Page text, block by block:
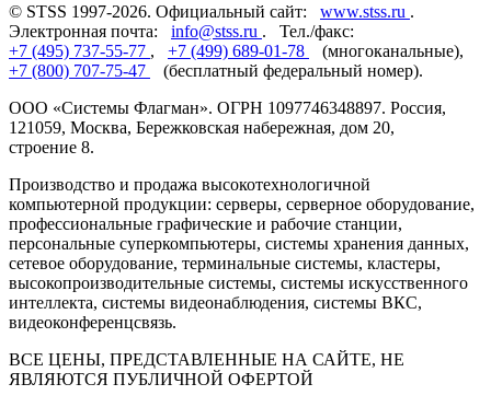
© STSS 1997-2026. Официальный сайт: www.stss.ru .
Электронная почта: info@stss.ru . Тел./факс:
+7 (495) 737-55-77 , +7 (499) 689-01-78
(многоканальные),
+7 (800) 707-75-47
(бесплатный федеральный номер).
ООО «Системы Флагман». ОГРН 1097746348897. Россия,
121059, Москва, Бережковская набережная, дом 20,
строение 8.
Производство и продажа высокотехнологичной
компьютерной продукции: серверы, серверное оборудование,
профессиональные графические и рабочие станции,
персональные суперкомпьютеры, системы хранения данных,
сетевое оборудование, терминальные системы, кластеры,
высокопроизводительные системы, системы искусственного
интеллекта, системы видеонаблюдения, системы ВКС,
видеоконференцсвязь.
ВСЕ ЦЕНЫ, ПРЕДСТАВЛЕННЫЕ НА САЙТЕ, НЕ
ЯВЛЯЮТСЯ ПУБЛИЧНОЙ ОФЕРТОЙ